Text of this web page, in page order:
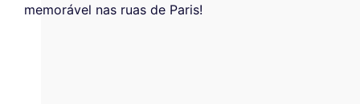
memorável nas ruas de Paris!